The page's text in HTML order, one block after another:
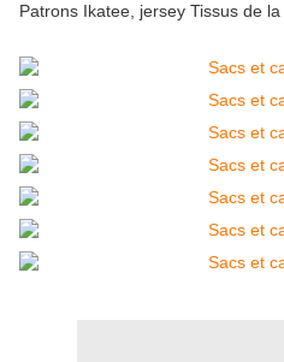
Patrons Ikatee, jersey Tissus de